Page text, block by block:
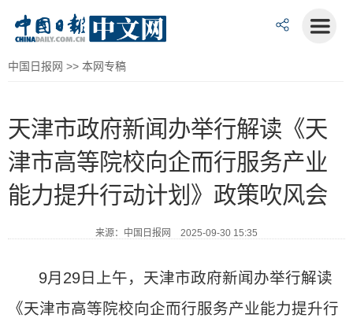
中国日报网 >> 本网专稿
天津市政府新闻办举行解读《天
津市高等院校向企而行服务产业
能力提升行动计划》政策吹风会
来源：中国日报网 2025-09-30 15:35
9月29日上午，天津市政府新闻办举行解读
《天津市高等院校向企而行服务产业能力提升行